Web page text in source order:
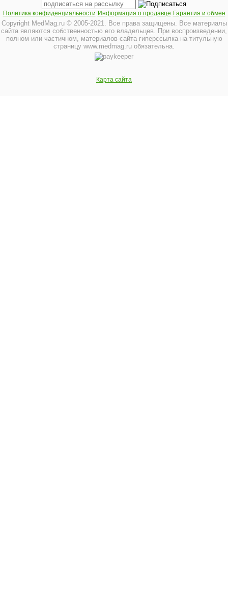
Политика конфиденциальности Информация о продавце Гарантия и обмен
Copyright MedMag.ru © 2005-2021. Все права защищены. Все материалы
сайта являются собственностью его владельцев. При воспроизведении,
полном или частичном, материалов сайта гиперссылка на титульную
страницу www.medmag.ru обязательна.
Карта сайта